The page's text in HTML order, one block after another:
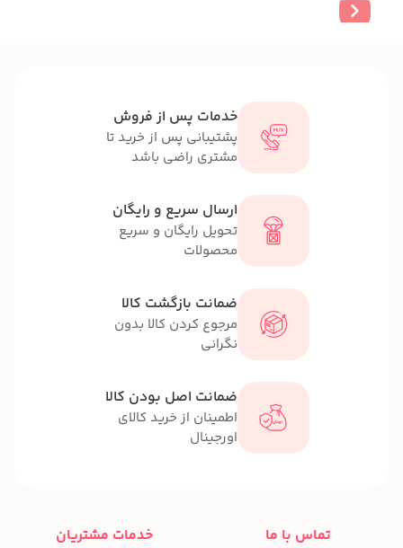
خدمات پس از فروش
پشتیبانی پس از خرید تا
مشتری راضی باشد
ارسال سریع و رایگان
تحویل رایگان و سریع
محصولات
ضمانت بازگشت کالا
مرجوع کردن کالا بدون
نگرانی
ضمانت اصل بودن کالا
اطمینان از خرید کالای
اورجینال
تماس با ما خدمات مشتریان